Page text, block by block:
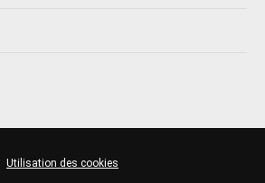
Utilisation des cookies